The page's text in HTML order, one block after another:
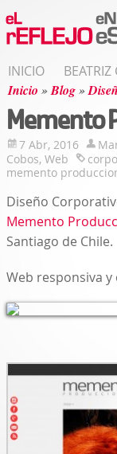
INICIO BEATRIZ
Inicio »Blog»
Memento
7 Abr, 2016
Cobos, Web
memento
Diseño
Memento
Santiago de Chile.
Web responsiva y